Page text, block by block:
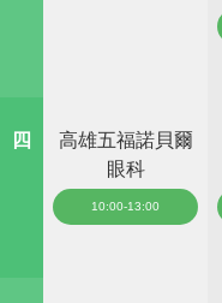
四
高雄五福諾貝爾
眼科
10:00-13:00